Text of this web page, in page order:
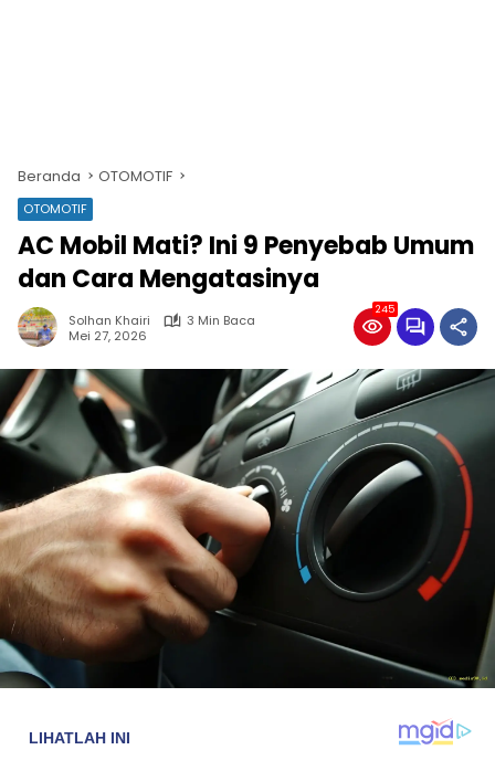
Beranda OTOMOTIF
OTOMOTIF
AC Mobil Mati? Ini 9 Penyebab Umum
dan Cara Mengatasinya
Solhan Khairi
3 Min Baca
Mei 27, 2026
245